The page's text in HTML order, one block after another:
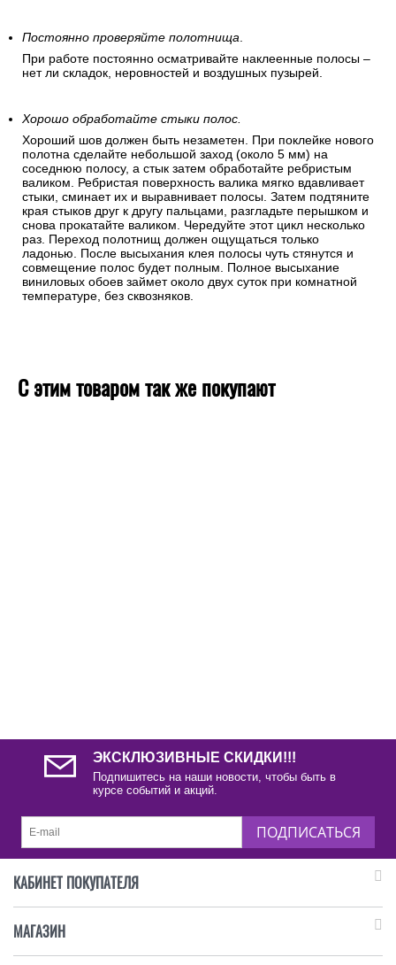
Постоянно проверяйте полотнища.
При работе постоянно осматривайте наклеенные полосы –
нет ли складок, неровностей и воздушных пузырей.
Хорошо обработайте стыки полос.
Хороший шов должен быть незаметен. При поклейке нового
полотна сделайте небольшой заход (около 5 мм) на
соседнюю полосу, а стык затем обработайте ребристым
валиком. Ребристая поверхность валика мягко вдавливает
стыки, сминает их и выравнивает полосы. Затем подтяните
края стыков друг к другу пальцами, разгладьте перышком и
снова прокатайте валиком. Чередуйте этот цикл несколько
раз. Переход полотнищ должен ощущаться только
ладонью. После высыхания клея полосы чуть стянутся и
совмещение полос будет полным. Полное высыхание
виниловых обоев займет около двух суток при комнатной
температуре, без сквозняков.
С этим товаром так же покупают
ЭКСКЛЮЗИВНЫЕ СКИДКИ!!!
Подпишитесь на наши новости, чтобы быть в
курсе событий и акций.
ПОДПИСАТЬСЯ
КАБИНЕТ ПОКУПАТЕЛЯ
МАГАЗИН